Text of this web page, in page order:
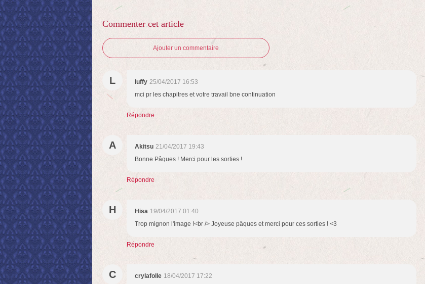
Commenter cet article
Ajouter un commentaire
L luffy 25/04/2017 16:53
mci pr les chapitres et votre travail bne continuation
Répondre
A Akitsu 21/04/2017 19:43
Bonne Pâques ! Merci pour les sorties !
Répondre
H Hisa 19/04/2017 01:40
Trop mignon l'image !<br /> Joyeuse pâques et merci pour ces sorties ! <3
Répondre
C crylafolle 18/04/2017 17:22